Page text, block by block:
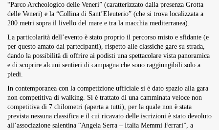
“Parco Archeologico delle Veneri” (caratterizzato dalla presenza Grotta
delle Veneri) e la “Collina di Sant’Eleuterio” (che si trova localizzata a
200 metri sopra il livello del mare e tra la macchia mediterranea).
La particolarità dell’evento è stato proprio il percorso misto e sfidante (e
per questo amato dai partecipanti), rispetto alle classiche gare su strada,
dando la possibilità di offrire ai podisti una spettacolare vista panoramica
e di scoprire alcuni sentieri di campagna che sono raggiungibili solo a
piedi.
In contemporanea con la competizione ufficiale si è dato spazio alla gara
non competitiva di walking. Si è trattato di una camminata veloce non
competitiva di 7 chilometri (aperta a tutti), per la quale non è stata
prevista nessuna classifica e il cui ricavato delle iscrizioni è stato devoluto
all’associazione salentina “Angela Serra – Italia Memmi Ferrari”, a